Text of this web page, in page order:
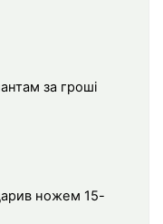
за гроші
ножем 15-